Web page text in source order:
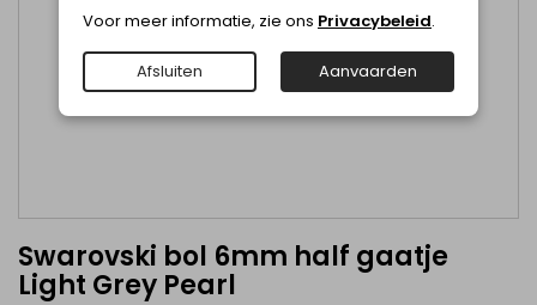
Swarovski bol 6mm half gaatje
Light Grey Pearl
Voor meer informatie, zie ons Privacybeleid.
Afsluiten Aanvaarden